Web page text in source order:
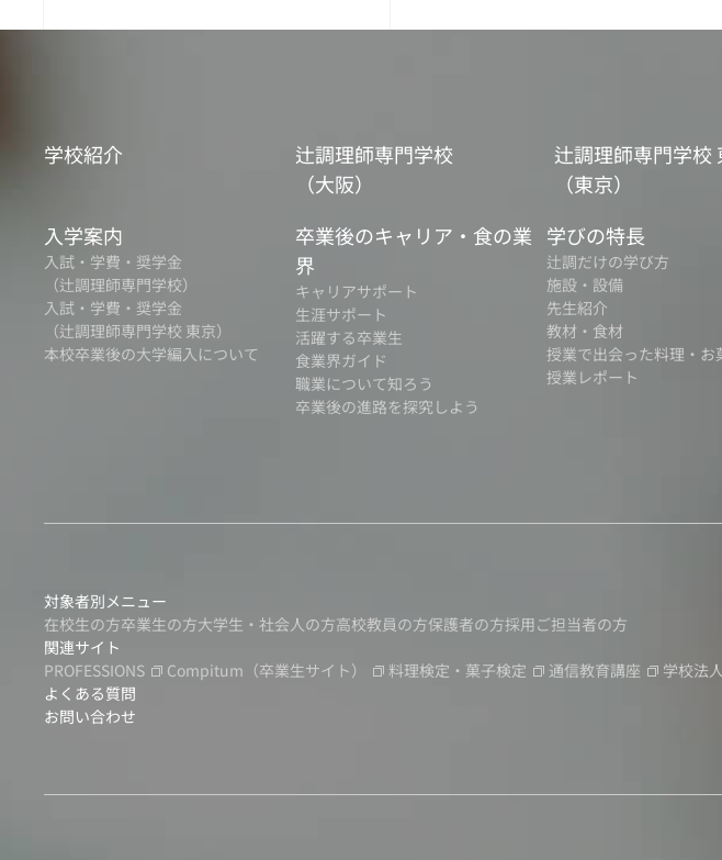
学校紹介
辻調理師専門学校
（大阪）
辻調理師専門学校
（東京）
入学案内
入試・学費・奨学金
（辻調理師専門学校）
入試・学費・奨学金
（辻調理師専門学校 東京）
本校卒業後の大学編入について
卒業後のキャリア・食の業
界
キャリアサポート
生涯サポート
活躍する卒業生
食業界ガイド
職業について知ろう
卒業後の進路を探究しよう
学びの特長
辻調だけの学び方
施設・設備
先生紹介
教材・食材
授業で出会った料理・お
授業レポート
対象者別メニュー
在校生の方卒業生の方大学生・社会人の方高校教員の方保護者の方採用ご担当者の方
関連サイト
PROFESSIONS
Compitum （卒業生サイト） 料理検定・菓子検定 通信教育講座 学校法人
よくある質問
お問い合わせ